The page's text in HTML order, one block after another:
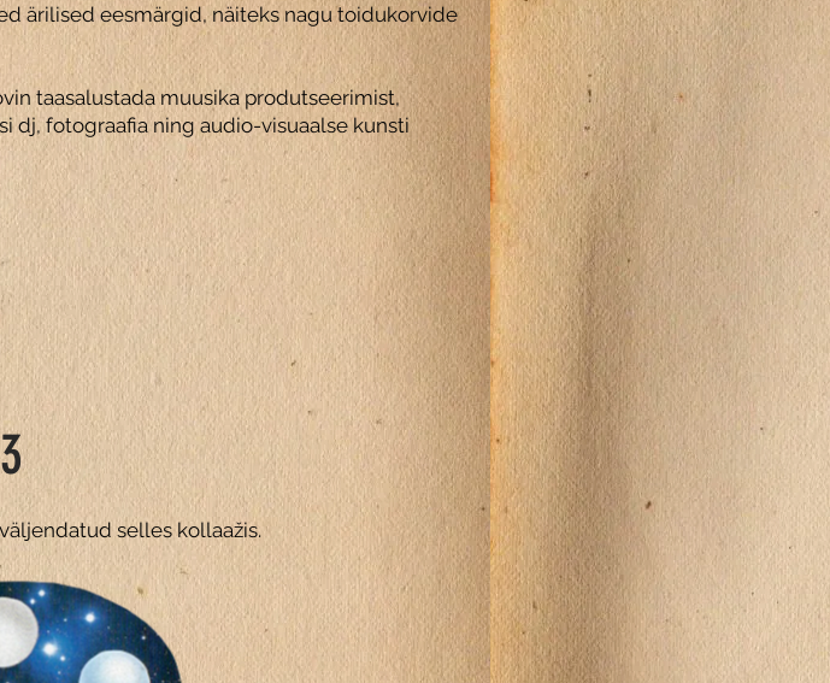
ärilised eesmärgid, näiteks nagu toidukorvide
taasalustada muusika produtseerimist,
dj, fotograafia ning audio-visuaalse kunsti
3
selles kollaažis.